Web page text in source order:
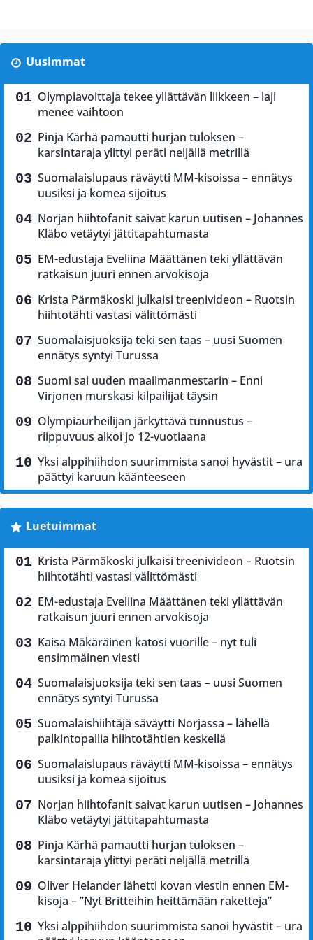
Uusimmat
Olympiavoittaja tekee yllättävän liikkeen – laji
menee vaihtoon
Pinja Kärhä pamautti hurjan tuloksen –
karsintaraja ylittyi peräti neljällä metrillä
Suomalaislupaus räväytti MM-kisoissa – ennätys
uusiksi ja komea sijoitus
Norjan hiihtofanit saivat karun uutisen – Johannes
Kläbo vetäytyi jättitapahtumasta
EM-edustaja Eveliina Määttänen teki yllättävän
ratkaisun juuri ennen arvokisoja
Krista Pärmäkoski julkaisi treenivideon – Ruotsin
hiihtotähti vastasi välittömästi
Suomalaisjuoksija teki sen taas – uusi Suomen
ennätys syntyi Turussa
Suomi sai uuden maailmanmestarin – Enni
Virjonen murskasi kilpailijat täysin
Olympiaurheilijan järkyttävä tunnustus –
riippuvuus alkoi jo 12-vuotiaana
Yksi alppihiihdon suurimmista sanoi hyvästit – ura
päättyi karuun käänteeseen
Luetuimmat
Krista Pärmäkoski julkaisi treenivideon – Ruotsin
hiihtotähti vastasi välittömästi
EM-edustaja Eveliina Määttänen teki yllättävän
ratkaisun juuri ennen arvokisoja
Kaisa Mäkäräinen katosi vuorille – nyt tuli
ensimmäinen viesti
Suomalaisjuoksija teki sen taas – uusi Suomen
ennätys syntyi Turussa
Suomalaishiihtäjä säväytti Norjassa – lähellä
palkintopallia hiihtotähtien keskellä
Suomalaislupaus räväytti MM-kisoissa – ennätys
uusiksi ja komea sijoitus
Norjan hiihtofanit saivat karun uutisen – Johannes
Kläbo vetäytyi jättitapahtumasta
Pinja Kärhä pamautti hurjan tuloksen –
karsintaraja ylittyi peräti neljällä metrillä
Oliver Helander lähetti kovan viestin ennen EM-
kisoja – ”Nyt Britteihin heittämään raketteja”
Yksi alppihiihdon suurimmista sanoi hyvästit – ura